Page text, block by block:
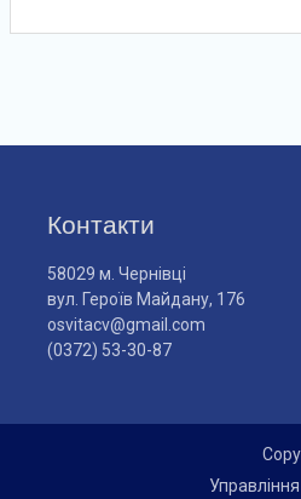
Контакти
58029 м. Чернівці
вул. Героїв Майдану, 176
osvitacv@gmail.com
(0372) 53-30-87